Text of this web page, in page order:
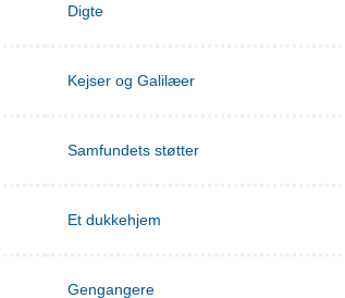
Digte
Kejser og Galilæer
Samfundets støtter
Et dukkehjem
Gengangere